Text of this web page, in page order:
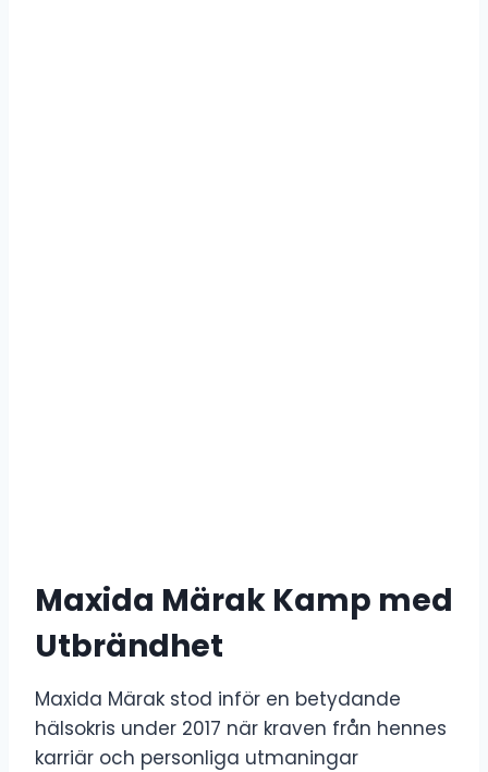
Maxida Märak Kamp med
Utbrändhet
Maxida Märak stod inför en betydande
hälsokris under 2017 när kraven från hennes
karriär och personliga utmaningar